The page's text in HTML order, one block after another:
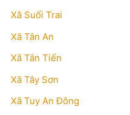
Xã Suối Trai
Xã Tân An
Xã Tân Tiến
Xã Tây Sơn
Xã Tuy An Đông